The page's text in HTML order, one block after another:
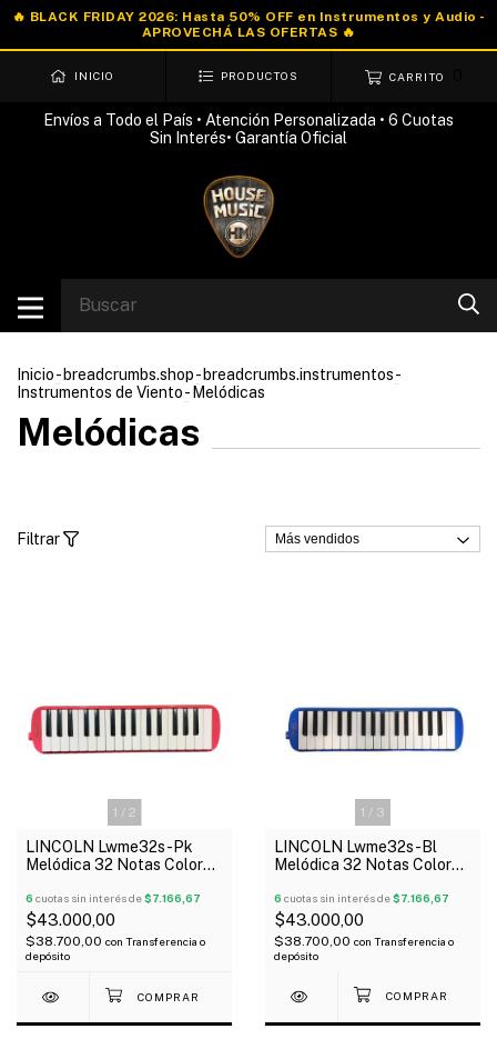
INICIO PRODUCTOS CARRITO
Envíos a Todo el País • Atención Personalizada • 6 Cuotas
Sin Interés• Garantía Oficial
Inicio- breadcrumbs.shop- breadcrumbs.instrumentos-
Instrumentos de Viento- Melódicas
Melódicas
Filtrar
1 / 2
LINCOLN Lwme32s-Pk
Melódica 32 Notas Color
6 cuotas sin interés de$7.166,67
$43.000,00
$38.700,00 con Transferencia o
depósito
1 / 3
LINCOLN Lwme32s-Bl
Melódica 32 Notas Color
6 cuotas sin interés de$7.166,67
$43.000,00
$38.700,00 con Transferencia o
depósito